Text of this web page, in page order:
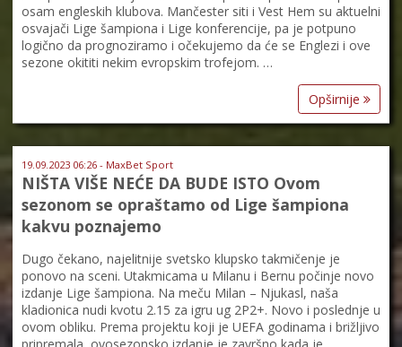
osam engleskih klubova. Mančester siti i Vest Hem su aktuelni
osvajači Lige šampiona i Lige konferencije, pa je potpuno
logično da prognoziramo i očekujemo da će se Englezi i ove
sezone okititi nekim evropskim trofejom. …
Opširnije
19.09.2023 06:26 - MaxBet Sport
NIŠTA VIŠE NEĆE DA BUDE ISTO Ovom
sezonom se opraštamo od Lige šampiona
kakvu poznajemo
Dugo čekano, najelitnije svetsko klupsko takmičenje je
ponovo na sceni. Utakmicama u Milanu i Bernu počinje novo
izdanje Lige šampiona. Na meču Milan – Njukasl, naša
kladionica nudi kvotu 2.15 za igru ug 2P2+. Novo i poslednje u
ovom obliku. Prema projektu koji je UEFA godinama i brižljivo